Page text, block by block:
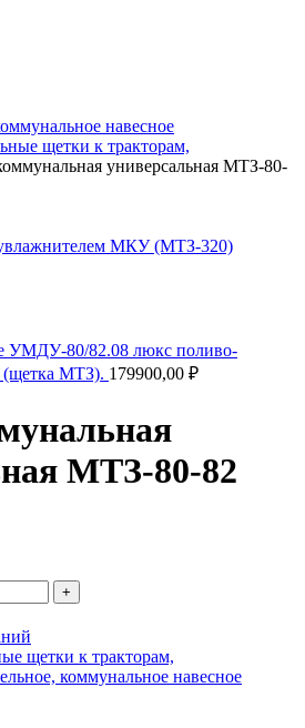
навесное
щетки к тракторам,
универсальная МТЗ-80-
МКУ (МТЗ-320)
УМДУ-80/82.08 люкс поливо-
(щетка МТЗ). 179900,00 ₽
МТЗ-80-82
щетки к тракторам,
коммунальное навесное